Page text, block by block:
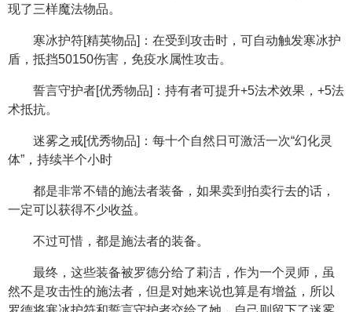
现了三样魔法物品。
寒冰护符[精英物品]：在受到攻击时，可自动触发寒冰护
盾，抵挡50150伤害，免疫水属性攻击。
誓言守护者[优秀物品]：持有者可提升+5法术效果，+5法
术抵抗。
迷雾之戒[优秀物品]：每十个自然日可激活一次“幻化灵
体”，持续半个小时
都是非常不错的施法者装备，如果卖到拍卖行去的话，
一定可以获得不少收益。
不过可惜，都是施法者的装备。
最终，这些装备被罗德分给了莉洁，作为一个灵师，虽
然不是攻击性的施法者，但是对她来说也算是有增益，所以